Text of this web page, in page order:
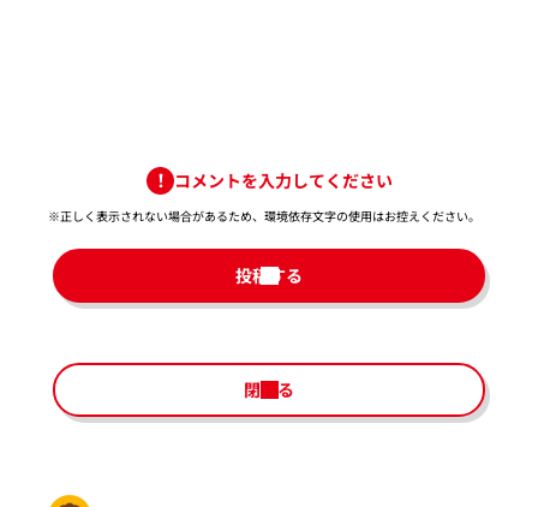
コメントを入力してください
※正しく表示されない場合があるため、環境依存文字の使用はお控えください。​
投稿する
閉じる